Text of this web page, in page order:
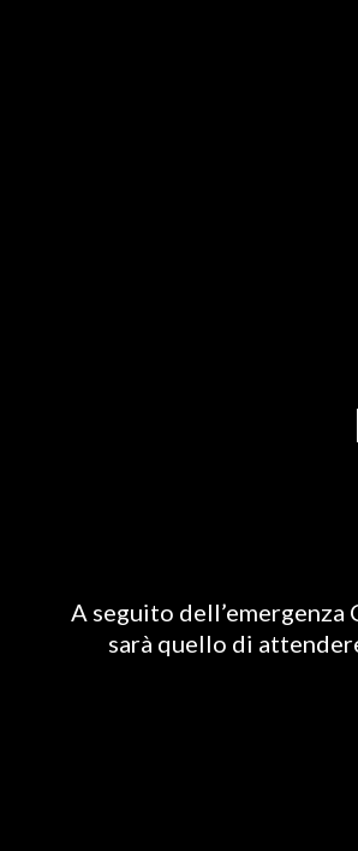
A seguito
sarà quello di